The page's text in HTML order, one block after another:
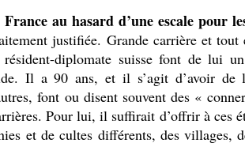
au hasard d’une escale pour
justifiée. Grande carrière et
résident-diplomate suisse font de lui
Il a 90 ans, et il s’agit d’avoir de
font ou disent souvent des «
Pour lui, il suffirait d’offrir à ces
et de cultes différents, des villages,